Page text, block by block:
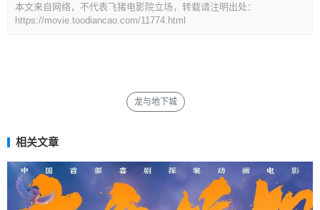
本文来自网络，不代表飞猪电影院立场，转载请注明出处：
https://movie.toodiancao.com/11774.html
龙与地下城
相关文章